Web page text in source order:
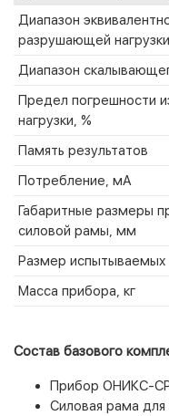
Диапазон
разрушающей
Диапазон
Предел погрешности
нагрузки, %
Память результатов
Потребление, мА
Габаритные размеры
силовой рамы, мм
Размер
Масса прибора, кг
Состав базового
Прибор ОНИКС-
Силовая рама